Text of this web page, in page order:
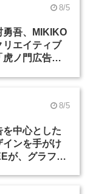
8/5
勇吾、MIKIKO
リエイティブ
虎ノ門広告
8/5
を中心とした
インを手がけ
が、グラフィ